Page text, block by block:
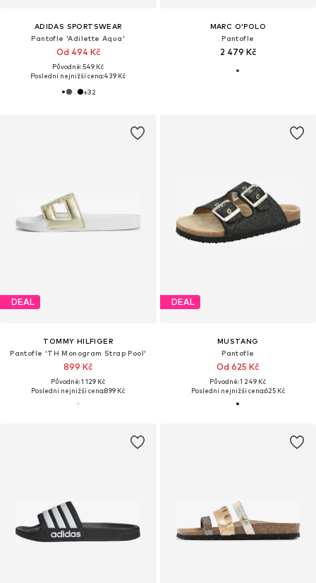
ADIDAS SPORTSWEAR
Pantofle 'Adilette Aqua'
Od 494 Kč
Původně: 549 Kč
Poslední nejnižší cena:439 Kč
+32
MARC O'POLO
Pantofle
2 479 Kč
DEAL
TOMMY HILFIGER
Pantofle 'TH Monogram Strap Pool'
899 Kč
Původně: 1 129 Kč
Poslední nejnižší cena:899 Kč
DEAL
MUSTANG
Pantofle
Od 625 Kč
Původně: 1 249 Kč
Poslední nejnižší cena:625 Kč